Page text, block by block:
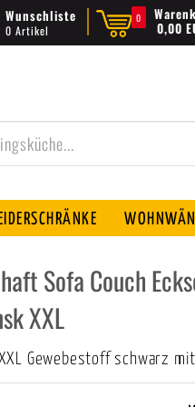
Wunschliste
0 Artikel
0,00
0
Sofa Couch
XXL
Gewebestoff schwarz